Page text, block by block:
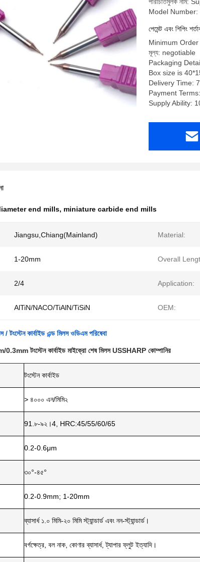
Model Number:
পেমেন্ট এবং শিপিং
Minimum
মূল্য: negotiable
Packaging
Box size is
Delivery Time:
Payment
Supply Ability:
end mills, miniature carbide end mills
Jiangsu,Chiang(Mainland) Material:
1-20mm Overall
2/4 Application:
AlTiN/NACO/TiAlN/TiSiN OEM:
/ টংস্টেন কার্বাইড এন্ড মিলস ওডিএম পরিষেবা
0.3mm টংস্টেন কার্বাইড মাইক্রো শেষ মিলস USSHARP কোম্পানির
টংস্টেন কার্বাইড
> ৪০০০ এন/মিমি২
91.৮-৯২।4, HRC:45/55/60/65
0.2-0.6μm
৩০°-৪৫°
0.2-0.9mm; 1-20mm
ব্যাসার্ধ ১.০ মিমি-২০ মিমি স্ট্যান্ডার্ড এবং নন-স্ট্যান্ডার্ড।
বর্গক্ষেত্র, বল নাক, কোণার ব্যাসার্ধ, ট্যাপার ফ্লুট ইত্যাদি।